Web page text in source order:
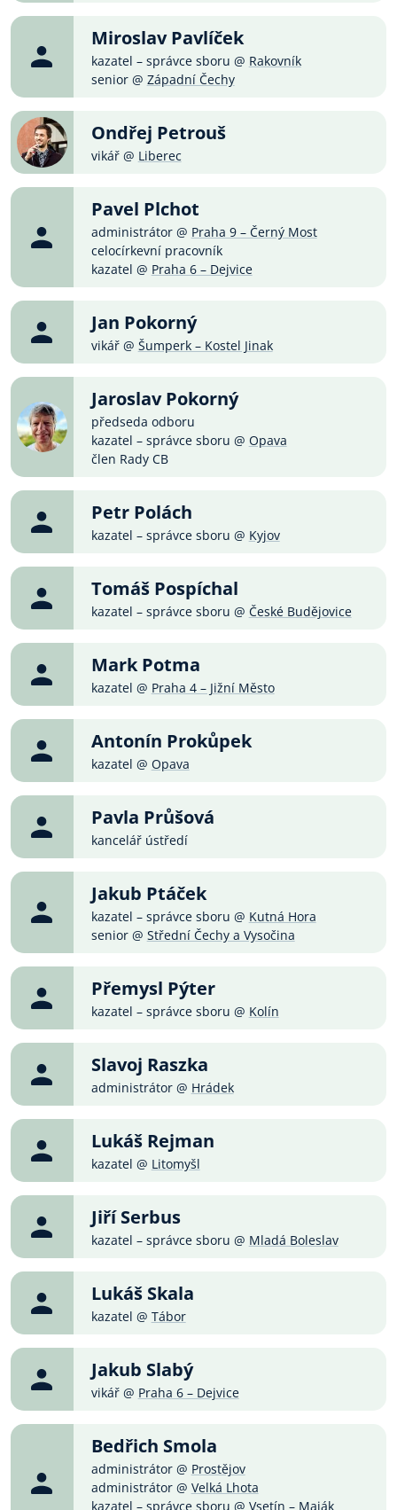
Miroslav Pavlíček
kazatel – správce sboru @ Rakovník
senior @ Západní Čechy
Ondřej Petrouš
vikář @ Liberec
Pavel Plchot
administrátor @ Praha 9 – Černý Most
celocírkevní pracovník
kazatel @ Praha 6 – Dejvice
Jan Pokorný
vikář @ Šumperk – Kostel Jinak
Jaroslav Pokorný
předseda odboru
kazatel – správce sboru @ Opava
člen Rady CB
Petr Polách
kazatel – správce sboru @ Kyjov
Tomáš Pospíchal
kazatel – správce sboru @ České Budějovice
Mark Potma
kazatel @ Praha 4 – Jižní Město
Antonín Prokůpek
kazatel @ Opava
Pavla Průšová
kancelář ústředí
Jakub Ptáček
kazatel – správce sboru @ Kutná Hora
senior @ Střední Čechy a Vysočina
Přemysl Pýter
kazatel – správce sboru @ Kolín
Slavoj Raszka
administrátor @ Hrádek
Lukáš Rejman
kazatel @ Litomyšl
Jiří Serbus
kazatel – správce sboru @ Mladá Boleslav
Lukáš Skala
kazatel @ Tábor
Jakub Slabý
vikář @ Praha 6 – Dejvice
Bedřich Smola
administrátor @ Prostějov
administrátor @ Velká Lhota
kazatel – správce sboru @ Vsetín – Maják